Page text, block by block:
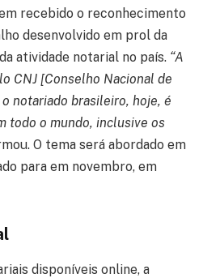
recebido o reconhecimento
desenvolvido em prol da
atividade notarial no país. “A
CNJ [Conselho Nacional de
notariado brasileiro, hoje, é
todo o mundo, inclusive os
O tema será abordado em
para em novembro, em
disponíveis online, a